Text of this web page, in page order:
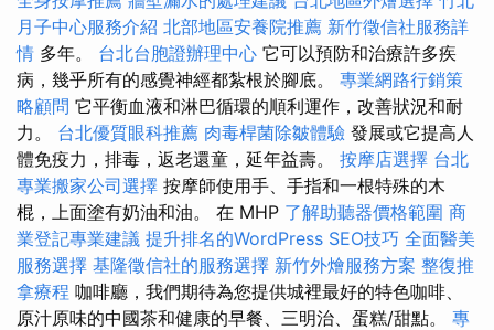
月子中心服務介紹 北部地區安養院推薦 新竹徵信社服務詳
情 多年。 台北台胞證辦理中心 它可以預防和治療許多疾
病，幾乎所有的感覺神經都紮根於腳底。 專業網路行銷策
略顧問 它平衡血液和淋巴循環的順利運作，改善狀況和耐
力。 台北優質眼科推薦 肉毒桿菌除皺體驗 發展或它提高人
體免疫力，排毒，返老還童，延年益壽。 按摩店選擇 台北
專業搬家公司選擇 按摩師使用手、手指和一根特殊的木
棍，上面塗有奶油和油。 在 MHP 了解助聽器價格範圍 商
業登記專業建議 提升排名的WordPress SEO技巧 全面醫美
服務選擇 基隆徵信社的服務選擇 新竹外燴服務方案 整復推
拿療程 咖啡廳，我們期待為您提供城裡最好的特色咖啡、
原汁原味的中國茶和健康的早餐、三明治、蛋糕/甜點。 專